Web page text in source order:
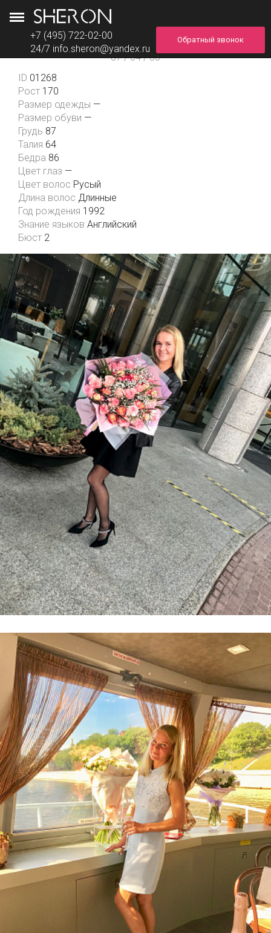
Обратный звонок
+7 (495) 722-02-00
24/7 info.sheron@yandex.ru
Марина
87 / 64 / 86
ID 01268
Рост 170
Размер одежды —
Размер обуви —
Грудь 87
Талия 64
Бедра 86
Цвет глаз —
Цвет волос Русый
Длина волос Длинные
Год рождения 1992
Знание языков Английский
Бюст 2